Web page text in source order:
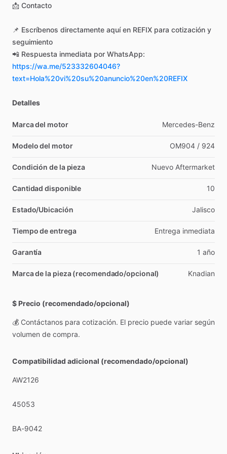
📩 Contacto
📌 Escríbenos directamente aquí en REFIX para cotización y
seguimiento
📲 Respuesta inmediata por WhatsApp:
https://wa.me/523332604046?
text=Hola%20vi%20su%20anuncio%20en%20REFIX
Detalles
Marca del motor Mercedes-Benz
Modelo del motor OM904 ​/​ 924
Condición de la pieza Nuevo Aftermarket
Cantidad disponible 10
Estado/Ubicación Jalisco
Tiempo de entrega Entrega inmediata
Garantía 1 año
Marca de la pieza (recomendado/opcional) Knadian
$ Precio (recomendado/opcional)
💰 Contáctanos para cotización. El precio puede variar según
volumen de compra.
Compatibilidad adicional (recomendado/opcional)
AW2126
45053
BA-9042